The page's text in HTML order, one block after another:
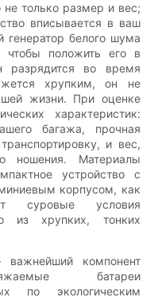
только размер и вес;
вписывается в ваш
генератор белого шума
положить его в
во время
хрупким, он не
жизни. При оценке
характеристик:
багажа, прочная
и вес,
ношения. Материалы
устройство с
корпусом, как
суровые условия
из хрупких, тонких
компонент
батареи
по экологическим